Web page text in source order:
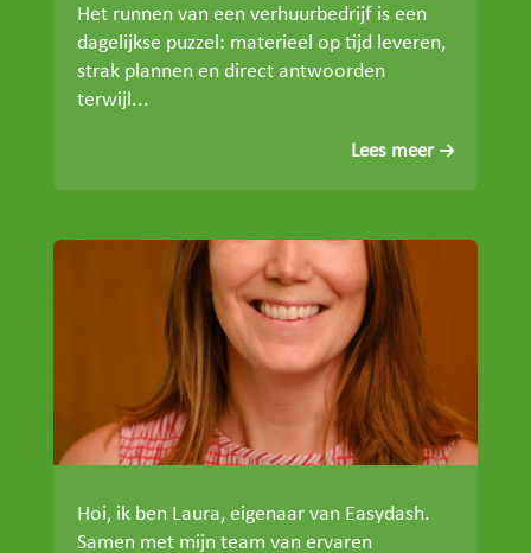
Het runnen van een verhuurbedrijf is een
dagelijkse puzzel: materieel op tijd leveren,
strak plannen en direct antwoorden
terwijl...
Lees meer
Hoi, ik ben Laura, eigenaar van Easydash.
Samen met mijn team van ervaren